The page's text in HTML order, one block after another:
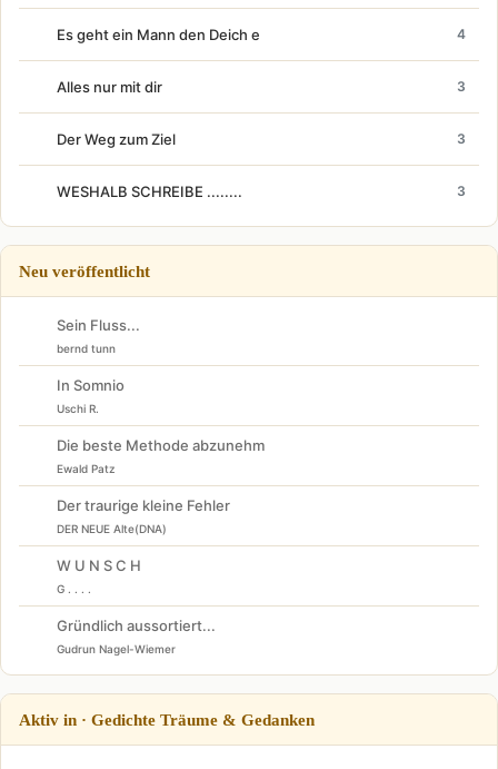
Es geht ein Mann den Deich e 4
Alles nur mit dir 3
Der Weg zum Ziel 3
WESHALB SCHREIBE ........ 3
Neu veröffentlicht
Sein Fluss...
bernd tunn
In Somnio
Uschi R.
Die beste Methode abzunehm
Ewald Patz
Der traurige kleine Fehler
DER NEUE Alte(DNA)
W U N S C H
G . . . .
Gründlich aussortiert...
Gudrun Nagel-Wiemer
Aktiv in · Gedichte Träume & Gedanken